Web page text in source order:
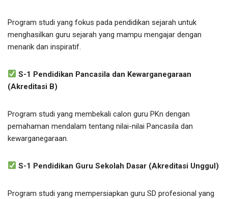
Program studi yang fokus pada pendidikan sejarah untuk
menghasilkan guru sejarah yang mampu mengajar dengan
menarik dan inspiratif.
S-1 Pendidikan Pancasila dan Kewarganegaraan
(Akreditasi B)
Program studi yang membekali calon guru PKn dengan
pemahaman mendalam tentang nilai-nilai Pancasila dan
kewarganegaraan.
S-1 Pendidikan Guru Sekolah Dasar (Akreditasi Unggul)
Program studi yang mempersiapkan guru SD profesional yang